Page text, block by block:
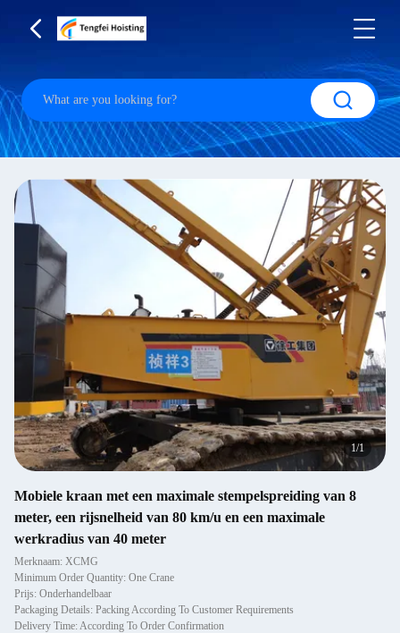
1/1
Mobiele kraan met een maximale stempelspreiding van 8
meter, een rijsnelheid van 80 km/u en een maximale
werkradius van 40 meter
Merknaam: XCMG
Minimum Order Quantity: One Crane
Prijs: Onderhandelbaar
Packaging Details: Packing According To Customer Requirements
Delivery Time: According To Order Confirmation